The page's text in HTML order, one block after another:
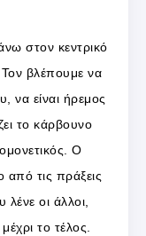
στον κεντρικό
βλέπουμε να
να είναι ήρεμος
το κάρβουνο
Ο
από τις πράξεις
οι άλλοι,
το τέλος.